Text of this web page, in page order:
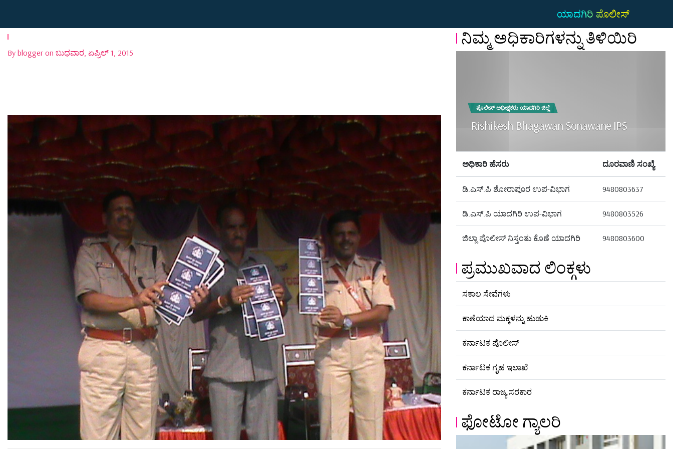
ಯಾದಗಿರಿ ಪೊಲೀಸ್
By blogger on ಬುಧವಾರ, ಏಪ್ರಿಲ್ 1, 2015
ನಿಮ್ಮ ಅಧಿಕಾರಿಗಳನ್ನು ತಿಳಿಯಿರಿ
ಪೊಲೀಸ್ ಅಧೀಕ್ಷಕರು ಯಾದಗಿರಿ ಜಿಲ್ಲೆ
Rishikesh Bhagawan Sonawane IPS
ಅಧಿಕಾರಿ ಹೆಸರು ದೂರವಾಣಿ ಸಂಖ್ಯೆ
ಡಿ.ಎಸ್.ಪಿ ಶೋರಾಪೂರ ಉಪ-ವಿಭಾಗ 9480803637
ಡಿ.ಎಸ್.ಪಿ ಯಾದಗಿರಿ ಉಪ-ವಿಭಾಗ 9480803526
ಜಿಲ್ಲಾ ಪೊಲೀಸ್ ನಿಸ್ತಂತು ಕೊಣೆ ಯಾದಗಿರಿ 9480803600
ಪ್ರಮುಖವಾದ ಲಿಂಕ್ಗಳು
ಸಕಾಲ ಸೇವೆಗಳು
ಕಾಣೆಯಾದ ಮಕ್ಕಳನ್ನು ಹುಡುಕಿ
ಕರ್ನಾಟಕ ಪೊಲೀಸ್
ಕರ್ನಾಟಕ ಗೃಹ ಇಲಾಖೆ
ಕರ್ನಾಟಕ ರಾಜ್ಯ ಸರಕಾರ
ಫೋಟೋ ಗ್ಯಾಲರಿ